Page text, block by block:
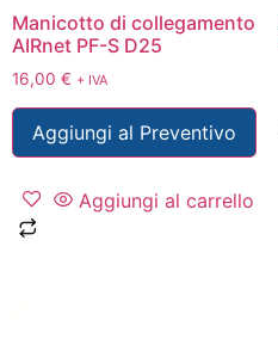
Manicotto di collegamento
AIRnet PF-S D25
16,00 € + IVA
Aggiungi al Preventivo
Aggiungi al carrello